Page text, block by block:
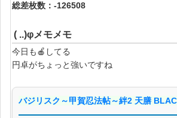
総差枚数：-126508
( ..)φメモメモ
今日も🍎してる
円卓がちょっと強いですね
バジリスク～甲賀忍法帖～絆2 天膳